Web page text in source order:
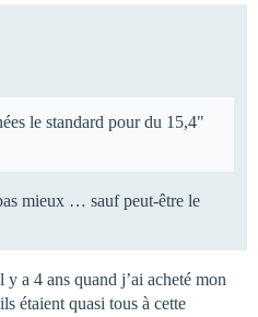
le standard pour du 15,4"
mieux … sauf peut-être le
a 4 ans quand j’ai acheté mon
étaient quasi tous à cette